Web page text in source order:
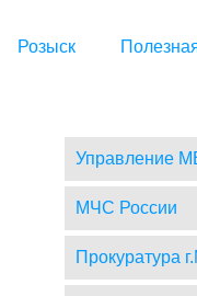
Розыск
Управление
МЧС России
Прокуратура